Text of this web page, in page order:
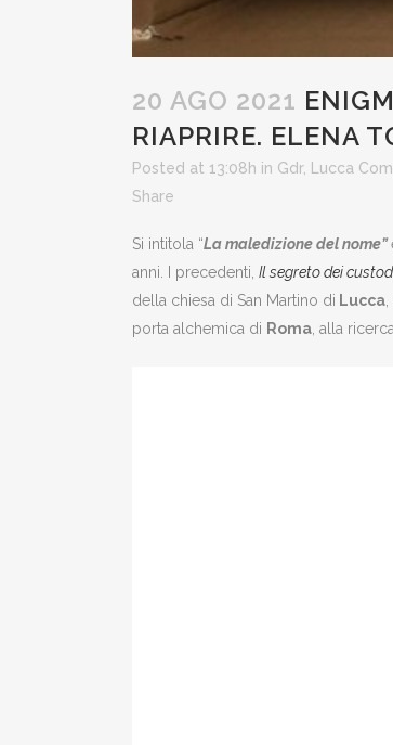
20 AGO 2021
RIAPRIRE. ELENA
Posted at 13:08h in Gdr, Lucca
Share
Si intitola “La maledizione del nome”
anni. I precedenti, Il segreto dei
della chiesa di San Martino di Lucca
porta alchemica di Roma , alla